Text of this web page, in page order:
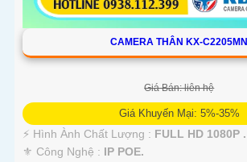
CAMERA THÂN KX-C2205MN
Giá Bán: liên hệ
Giá Khuyến Mại: 5%-35%
️⚡ Hình Ành Chất Lượng : FULL HD 1080P .
⚜️ Công Nghệ : IP POE.